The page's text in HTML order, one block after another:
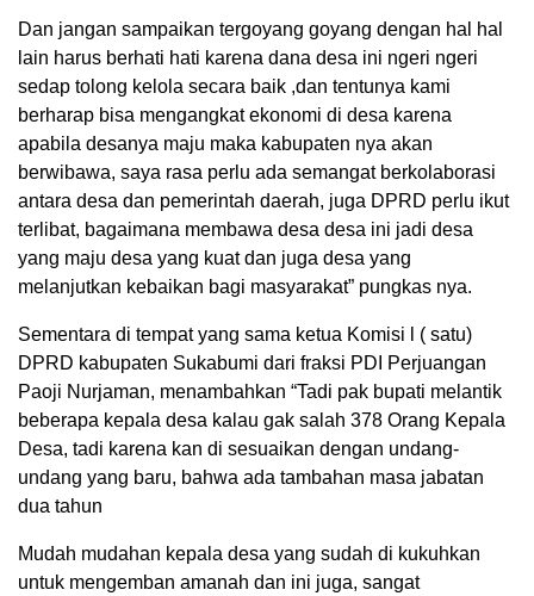
Dan jangan sampaikan tergoyang goyang dengan hal hal
lain harus berhati hati karena dana desa ini ngeri ngeri
sedap tolong kelola secara baik ,dan tentunya kami
berharap bisa mengangkat ekonomi di desa karena
apabila desanya maju maka kabupaten nya akan
berwibawa, saya rasa perlu ada semangat berkolaborasi
antara desa dan pemerintah daerah, juga DPRD perlu ikut
terlibat, bagaimana membawa desa desa ini jadi desa
yang maju desa yang kuat dan juga desa yang
melanjutkan kebaikan bagi masyarakat” pungkas nya.
Sementara di tempat yang sama ketua Komisi l ( satu)
DPRD kabupaten Sukabumi dari fraksi PDI Perjuangan
Paoji Nurjaman, menambahkan “Tadi pak bupati melantik
beberapa kepala desa kalau gak salah 378 Orang Kepala
Desa, tadi karena kan di sesuaikan dengan undang-
undang yang baru, bahwa ada tambahan masa jabatan
dua tahun
Mudah mudahan kepala desa yang sudah di kukuhkan
untuk mengemban amanah dan ini juga, sangat